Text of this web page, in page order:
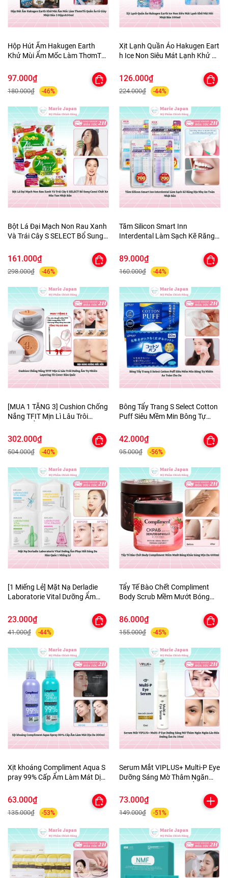
Hộp Hút Ẩm Hakugen Earth
Khử Mùi Ẩm Mốc Làm ThơmTủ
Hộpx450ml
97.000₫
180.000₫ -46%
Xịt Lạnh Quần Áo Hakugen Eart
h Ice Non Siêu Mát Lạnh Khử M
126.000₫
224.000₫ -44%
Bột Lá Đại Mạch Non Rau Xanh
Và Trái Cây S SELECT Bổ Sung
Bản
161.000₫
298.000₫ -46%
Tăm Silicon Smart Inn
Interdental Làm Sạch Kẽ Răng
89.000₫
160.000₫ -44%
[MUA 1 TẶNG 3] Cushion Chống
Nắng TFIT Mịn Lì Lâu Trôi
Fit Cover Hàn Quốc
302.000₫
504.000₫ -40%
Bông Tẩy Trang S Select Cotton
Puff Siêu Mềm Min Bông Tự
42.000₫
95.000₫ -56%
[1 Miếng Lẻ] Mặt Nạ Derladie
Laboratorie Vital Dưỡng Ẩm
23.000₫
41.000₫ -44%
Tẩy Tế Bào Chết Compliment
Body Scrub Mềm Mướt Bóng
86.000₫
155.000₫ -45%
Xịt khoáng Compliment Aqua S
pray 99% Cấp Ẩm Làm Mát Dịu
63.000₫
135.000₫ -53%
Serum Mắt VIPLUS+ Multi-P Eye
Dưỡng Sáng Mờ Thâm Ngăn
10ml
73.000₫
149.000₫ -51%